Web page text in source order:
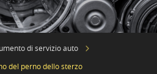
di servizio auto
del perno dello sterzo